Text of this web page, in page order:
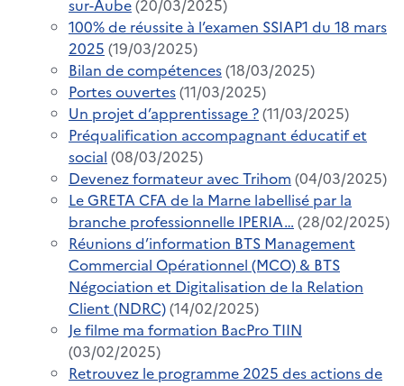
sur-Aube(20/03/2025)
100% de réussite à l’examen SSIAP1 du 18 mars
2025 (19/03/2025)
Bilan de compétences(18/03/2025)
Portes ouvertes(11/03/2025)
Un projet d’apprentissage ?(11/03/2025)
Préqualification accompagnant éducatif et
social (08/03/2025)
Devenez formateur avec Trihom (04/03/2025)
Le GRETA CFA de la Marne labellisé par la
branche professionnelle IPERIA… (28/02/2025)
Réunions d’information BTS Management
Commercial Opérationnel (MCO) & BTS
Négociation et Digitalisation de la Relation
Client (NDRC)(14/02/2025)
Je filme ma formation BacPro TIIN
(03/02/2025)
Retrouvez le programme 2025 des actions de